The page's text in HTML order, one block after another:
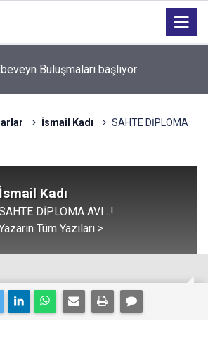
Buluşmaları başlıyor
İsmail Kadı
SAHTE DİPLOMA
İsmail Kadı
DİPLOMA AVI...!
Tüm Yazıları >